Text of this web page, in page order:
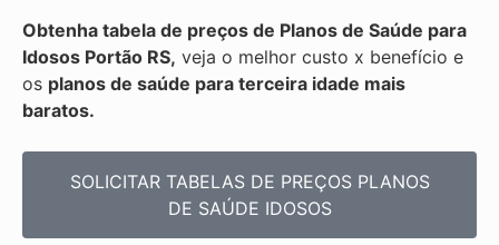
Obtenha tabela de preços de Planos de Saúde para
Idosos Portão RS, veja o melhor custo x benefício e
os planos de saúde para terceira idade mais
baratos.
SOLICITAR TABELAS DE PREÇOS PLANOS
DE SAÚDE IDOSOS